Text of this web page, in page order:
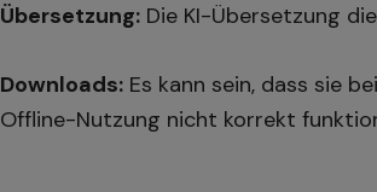
Übersetzung: Die KI-Übersetzung
Downloads: Es kann sein, dass sie
Offline-Nutzung nicht korrekt